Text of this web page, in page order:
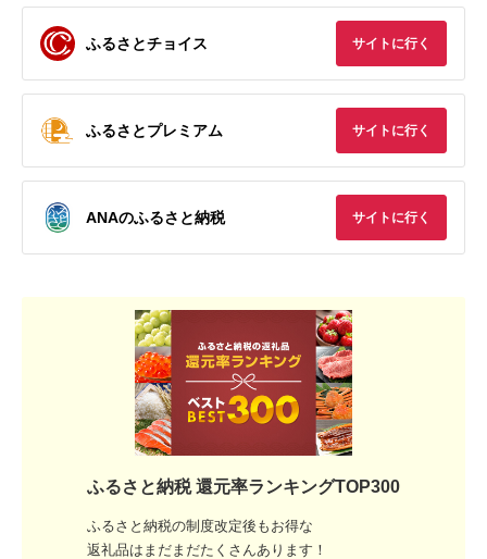
ふるさとチョイス サイトに行く
ふるさとプレミアム サイトに行く
ANAのふるさと納税 サイトに行く
ふるさと納税 還元率ランキングTOP300
ふるさと納税の制度改定後もお得な
返礼品はまだまだたくさんあります！